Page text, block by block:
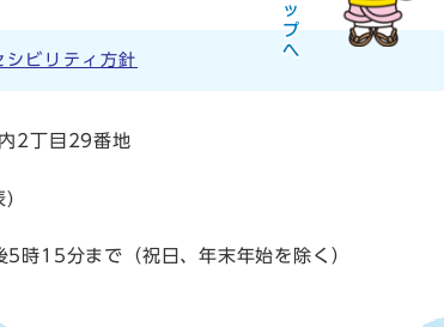
シビリティ方針
2丁目29番地
)
時15分まで（祝日、年末年始を除く）